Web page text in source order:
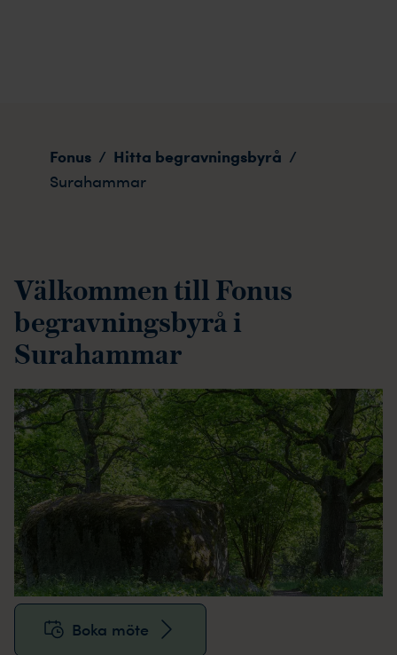
Fonus / Hitta begravningsbyrå /
Surahammar
Välkommen till Fonus
begravningsbyrå i
Surahammar
Boka möte